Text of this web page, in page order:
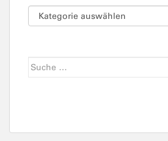
Kategorien
Suche